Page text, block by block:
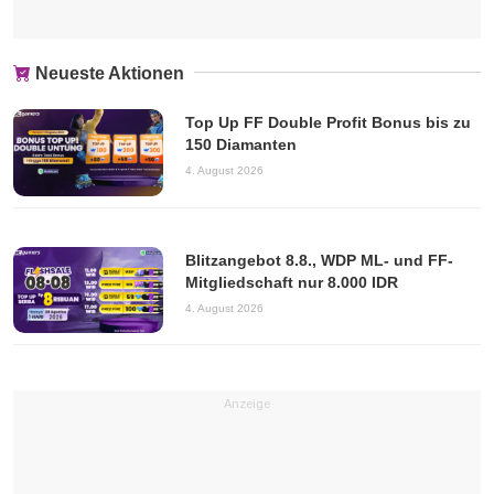
Neueste Aktionen
Top Up FF Double Profit Bonus bis zu
150 Diamanten
4. August 2026
Blitzangebot 8.8., WDP ML- und FF-
Mitgliedschaft nur 8.000 IDR
4. August 2026
Anzeige